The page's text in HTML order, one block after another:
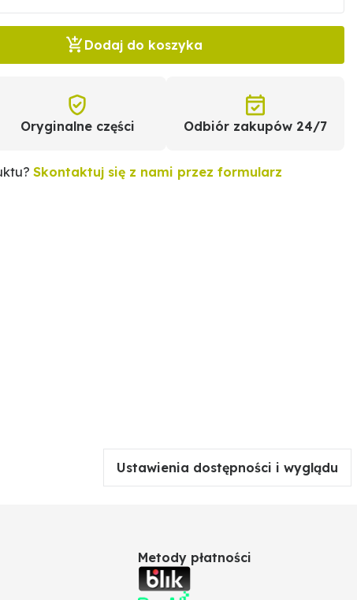
Dodaj do koszyka
Oryginalne części Odbiór zakupów 24/7
Skontaktuj się z nami przez formularz
Ustawienia dostępności i wyglądu
Metody płatności